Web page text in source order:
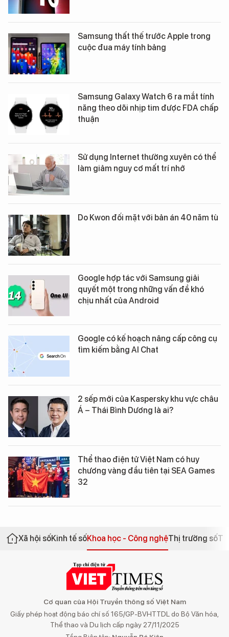
Samsung thất thế trước Apple trong
cuộc đua máy tính bảng
Samsung Galaxy Watch 6 ra mắt tính
năng theo dõi nhịp tim được FDA chấp
thuận
Sử dụng Internet thường xuyên có thể
làm giảm nguy cơ mất trí nhớ
Do Kwon đối mặt với bản án 40 năm tù
Google hợp tác với Samsung giải
quyết một trong những vấn đề khó
chịu nhất của Android
Google có kế hoạch nâng cấp công cụ
tìm kiếm bằng AI Chat
2 sếp mới của Kaspersky khu vực châu
Á – Thái Bình Dương là ai?
Thể thao điện tử Việt Nam có huy
chương vàng đầu tiên tại SEA Games
32
Xã hội sốKinh tế sốKhoa học - Công nghệThị trường số
Cơ quan của Hội Truyền thông số Việt Nam
Giấy phép hoạt động báo chí số 165/GP-BVHTTDL do Bộ Văn hóa,
Thể thao và Du lịch cấp ngày 27/11/2025